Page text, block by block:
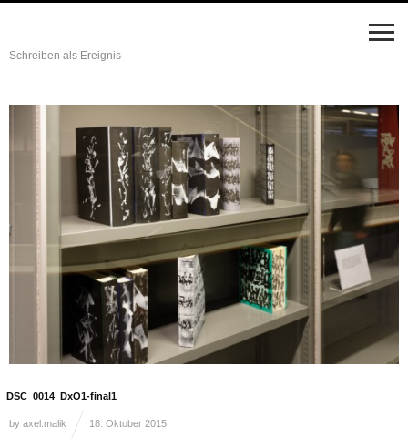
Schreiben als Ereignis
DSC_0014_DxO1-final1
by axel.malik 18. Oktober 2015